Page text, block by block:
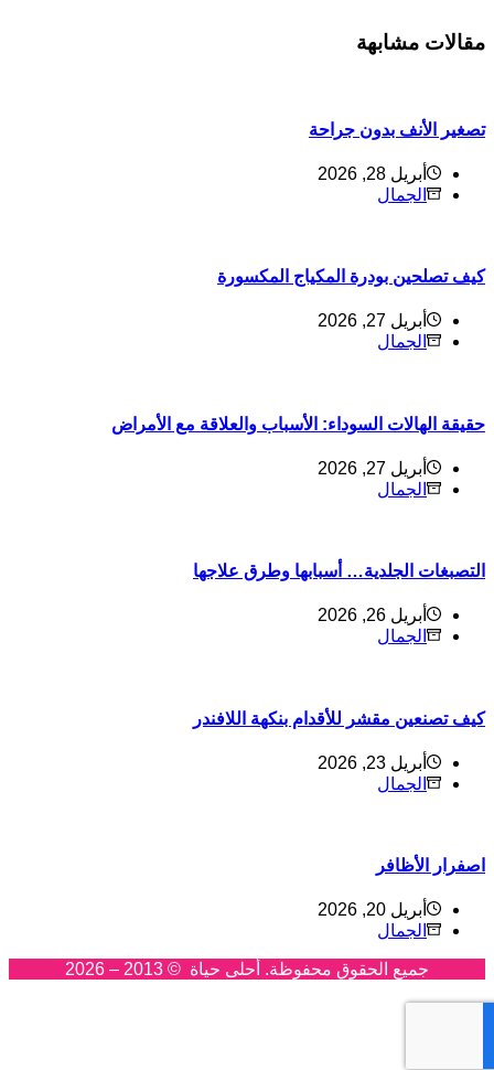
مشابهة
الأنف بدون جراحة
أبريل 28, 2026
الجمال
تصلحين بودرة المكياج المكسورة
أبريل 27, 2026
الجمال
الهالات السوداء: الأسباب والعلاقة مع الأمراض
أبريل 27, 2026
الجمال
الجلدية… أسبابها وطرق علاجها
أبريل 26, 2026
الجمال
تصنعين مقشر للأقدام بنكهة اللافندر
أبريل 23, 2026
الجمال
الأظافر
أبريل 20, 2026
الجمال
جميع الحقوق محفوظة. أحلى حياة © 2013 – 2026